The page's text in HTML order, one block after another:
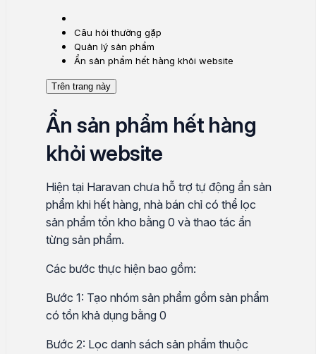
Câu hỏi thường gặp
Quản lý sản phẩm
Ẩn sản phẩm hết hàng khỏi website
Trên trang này
Ẩn sản phẩm hết hàng
khỏi website
Hiện tại Haravan chưa hỗ trợ tự động ẩn sản
phẩm khi hết hàng, nhà bán chỉ có thể lọc
sản phẩm tồn kho bằng 0 và thao tác ẩn
từng sản phẩm.
Các bước thực hiện bao gồm:
Bước 1: Tạo nhóm sản phẩm gồm sản phẩm
có tồn khả dụng bằng 0
Bước 2: Lọc danh sách sản phẩm thuộc